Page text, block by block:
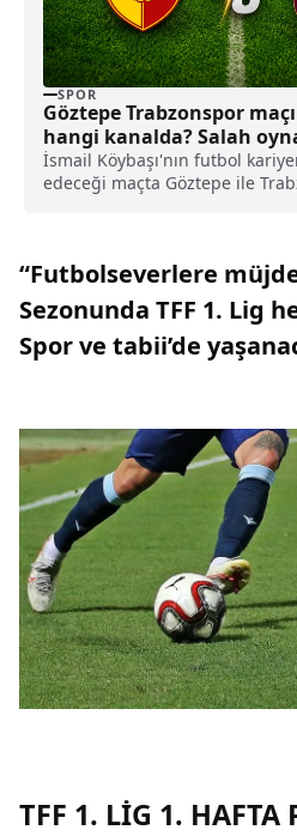
SPOR
Göztepe Trabzonspor
hangi kanalda? Salah
İsmail Köybaşı'nın futbol
edeceği maçta Göztepe ile
“Futbolseverlere
Sezonunda TFF 1. Lig
Spor ve tabii’de
TFF 1. LİG 1. HAFTA